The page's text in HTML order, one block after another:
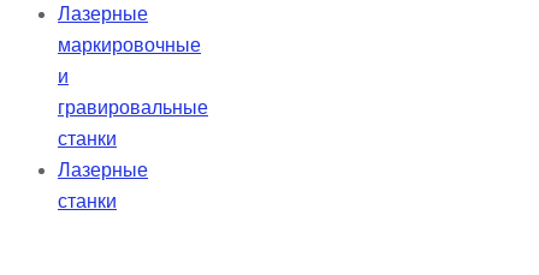
Лазерные
маркировочные
и
гравировальные
станки
Лазерные
станки